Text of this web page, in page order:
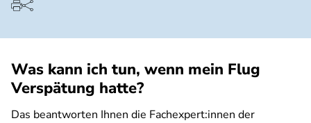
Was kann ich tun, wenn mein Flug
Verspätung hatte?
Das beantworten Ihnen die Fachexpert:innen der